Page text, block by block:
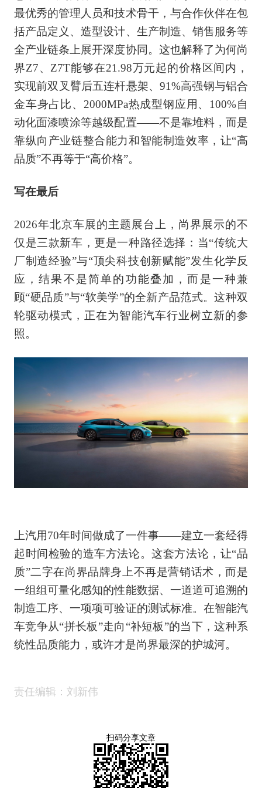
最优秀的管理人员和技术骨干，与合作伙伴在包
括产品定义、造型设计、生产制造、销售服务等
全产业链条上展开深度协同。这也解释了为何尚
界Z7、Z7T能够在21.98万元起的价格区间内，
实现前双叉臂后五连杆悬架、91%高强钢与铝合
金车身占比、2000MPa热成型钢应用、100%自
动化面漆喷涂等越级配置——不是靠堆料，而是
靠纵向产业链整合能力和智能制造效率，让“高
品质”不再等于“高价格”。
写在最后
2026年北京车展的主题展台上，尚界展示的不
仅是三款新车，更是一种路径选择：当“传统大
厂制造经验”与“顶尖科技创新赋能”发生化学反
应，结果不是简单的功能叠加，而是一种兼
顾“硬品质”与“软美学”的全新产品范式。这种双
轮驱动模式，正在为智能汽车行业树立新的参
照。
上汽用70年时间做成了一件事——建立一套经得
起时间检验的造车方法论。这套方法论，让“品
质”二字在尚界品牌身上不再是营销话术，而是
一组组可量化感知的性能数据、一道道可追溯的
制造工序、一项项可验证的测试标准。在智能汽
车竞争从“拼长板”走向“补短板”的当下，这种系
统性品质能力，或许才是尚界最深的护城河。
责任编辑：刘新伟
扫码分享文章